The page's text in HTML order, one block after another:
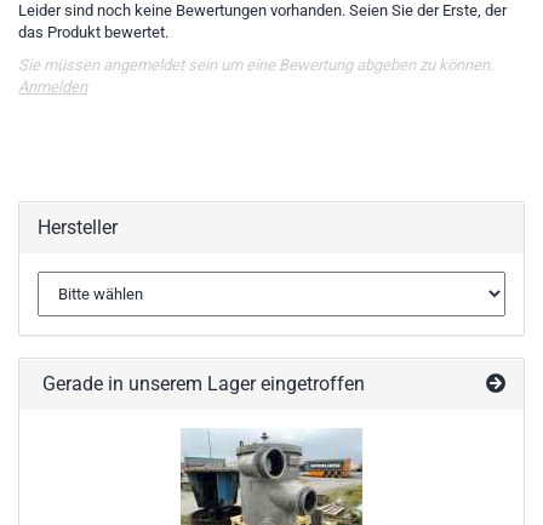
Leider sind noch keine Bewertungen vorhanden. Seien Sie der Erste, der
das Produkt bewertet.
Sie müssen angemeldet sein um eine Bewertung abgeben zu können.
Anmelden
Hersteller
Gerade in unserem Lager eingetroffen